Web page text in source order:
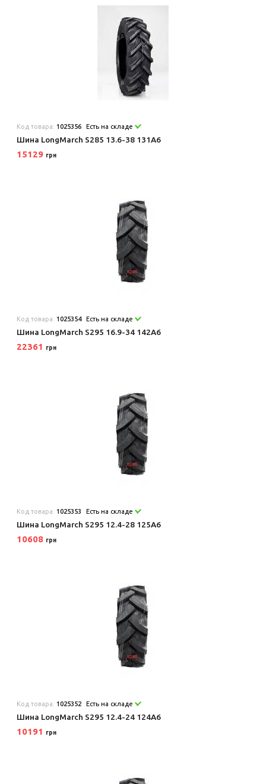
Код товара: 1025356 Есть на складе
Шина LongMarch S285 13.6-38 131A6
15129 грн
Код товара: 1025354 Есть на складе
Шина LongMarch S295 16.9-34 142A6
22361 грн
Код товара: 1025353 Есть на складе
Шина LongMarch S295 12.4-28 125A6
10608 грн
Код товара: 1025352 Есть на складе
Шина LongMarch S295 12.4-24 124A6
10191 грн